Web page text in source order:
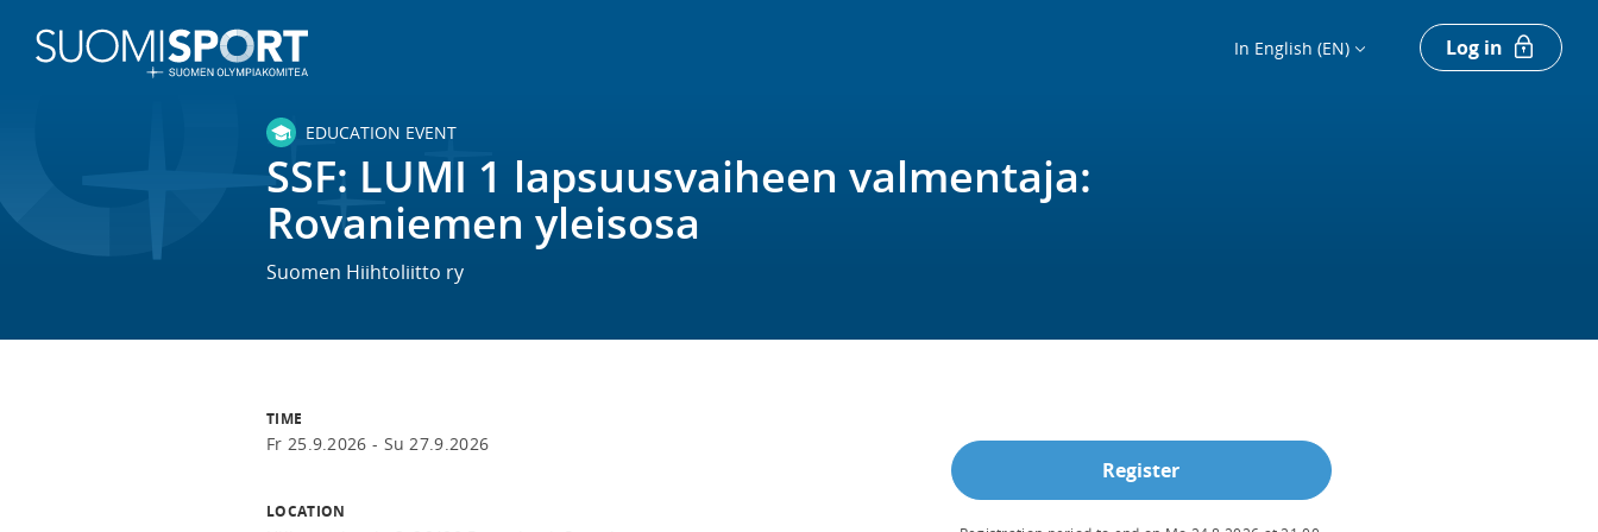
In English (EN) Log in
EDUCATION EVENT
SSF: LUMI 1 lapsuusvaiheen valmentaja:
Rovaniemen yleisosa
Suomen Hiihtoliitto ry
TIME
Fr 25.9.2026 - Su 27.9.2026
LOCATION
Register